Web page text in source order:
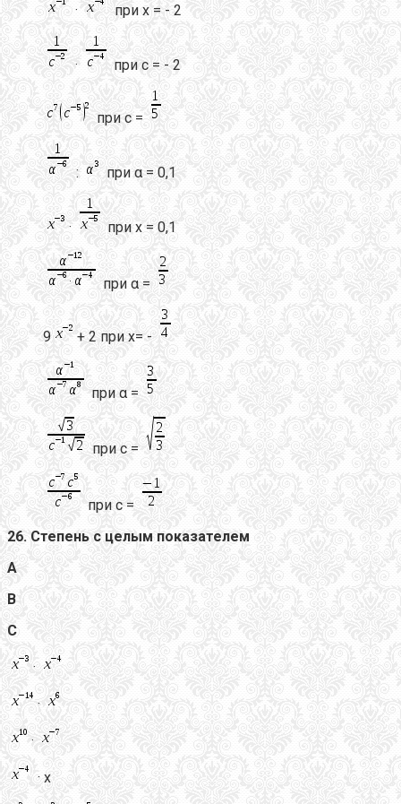
· при х = - 2
· при с = - 2
при с =
: при α = 0,1
· при х = 0,1
при α =
9 + 2 при х= -
при α =
при с =
при с =
26. Степень с целым показателем
А
В
С
·
·
·
· х